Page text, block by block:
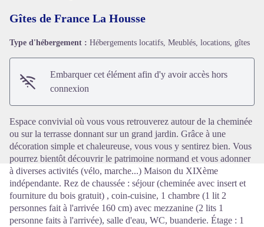
Voir l'image en plein écran
Gîtes de France La Housse
Type d'hébergement : Hébergements locatifs, Meublés, locations, gîtes
Embarquer cet élément afin d'y avoir accès hors
connexion
Espace convivial où vous vous retrouverez autour de la cheminée
ou sur la terrasse donnant sur un grand jardin. Grâce à une
décoration simple et chaleureuse, vous vous y sentirez bien. Vous
pourrez bientôt découvrir le patrimoine normand et vous adonner
à diverses activités (vélo, marche...) Maison du XIXème
indépendante. Rez de chaussée : séjour (cheminée avec insert et
fourniture du bois gratuit) , coin-cuisine, 1 chambre (1 lit 2
personnes fait à l'arrivée 160 cm) avec mezzanine (2 lits 1
personne faits à l'arrivée), salle d'eau, WC, buanderie. Étage : 1